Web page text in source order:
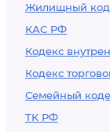
Жилищный
КАС РФ
Кодекс
Кодекс
Семейный
ТК РФ